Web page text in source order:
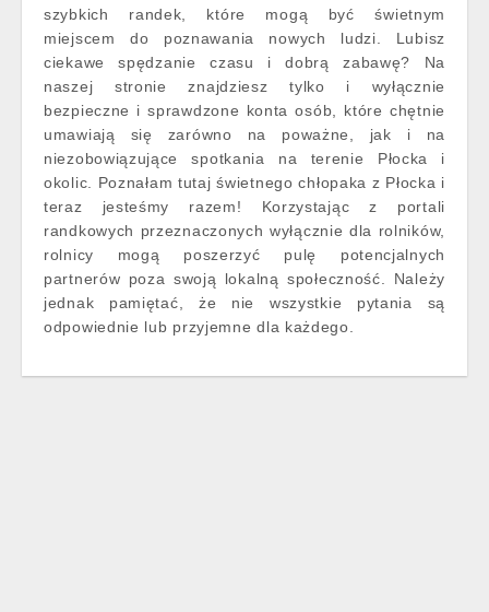
szybkich randek, które mogą być świetnym
miejscem do poznawania nowych ludzi. Lubisz
ciekawe spędzanie czasu i dobrą zabawę? Na
naszej stronie znajdziesz tylko i wyłącznie
bezpieczne i sprawdzone konta osób, które chętnie
umawiają się zarówno na poważne, jak i na
niezobowiązujące spotkania na terenie Płocka i
okolic. Poznałam tutaj świetnego chłopaka z Płocka i
teraz jesteśmy razem! Korzystając z portali
randkowych przeznaczonych wyłącznie dla rolników,
rolnicy mogą poszerzyć pulę potencjalnych
partnerów poza swoją lokalną społeczność. Należy
jednak pamiętać, że nie wszystkie pytania są
odpowiednie lub przyjemne dla każdego.